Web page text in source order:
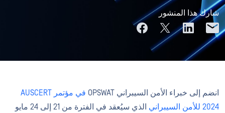
شارك هذا المنشور
انضم إلى خبراء الأمن السيبراني OPSWAT
في مؤتمر AUSCERT
2024 للأمن السيبراني
الذي سيُعقد في الفترة من 21 إلى 24 مايو